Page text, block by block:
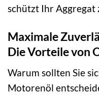
schützt Ihr Aggregat
Maximale
Die Vorteile von
Warum sollten Sie
Motorenöl